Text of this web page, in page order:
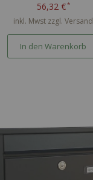
56,32 €
inkl. Mwst zzgl. Versand
In den Warenkorb